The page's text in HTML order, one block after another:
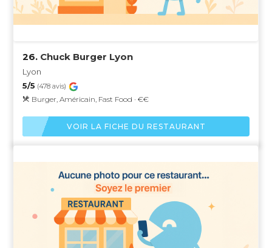
26. Chuck Burger Lyon
Lyon
5/5 (478 avis)
Burger, Américain, Fast Food · €€
VOIR LA FICHE DU RESTAURANT